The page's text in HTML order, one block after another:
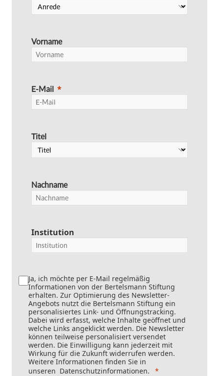
Vorname
E-Mail
Titel
Nachname
Institution
Ja, ich möchte per E-Mail regelmäßig
Informationen von der Bertelsmann Stiftung
erhalten. Zur Optimierung des Newsletter-
Angebots nutzt die Bertelsmann Stiftung ein
personalisiertes Link- und Öffnungstracking.
Dabei wird erfasst, welche Inhalte geöffnet und
welche Links angeklickt werden. Die Newsletter
können teilweise personalisiert versendet
werden. Die Einwilligung kann jederzeit mit
Wirkung für die Zukunft widerrufen werden.
Weitere Informationen finden Sie in
unseren Datenschutzinformationen.